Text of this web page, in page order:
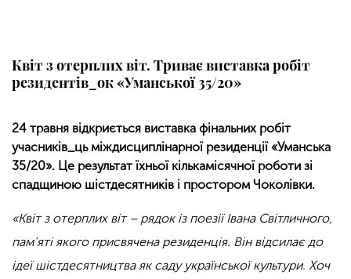
Квіт з отерплих віт. Триває виставка робіт
резидентів_ок «Уманської 35/20»
24 травня відкриється виставка фінальних робіт
учасників_ць міждисциплінарної резиденції «Уманська
35/20». Це результат їхньої кількамісячної роботи зі
спадщиною шістдесятників і простором Чоколівки.
«Квіт з отерплих віт – рядок із поезії Івана Світличного,
пам’яті якого присвячена резиденція. Він відсилає до
ідеї шістдесятництва як саду української культури. Хоч